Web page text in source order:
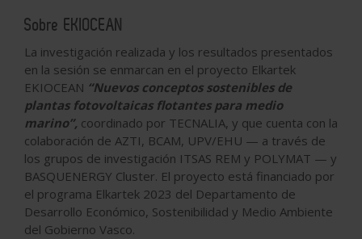
Sobre EKIOCEAN
La investigación realizada y los resultados presentados
en la sesión se enmarcan en el proyecto Elkartek
EKIOCEAN “Nuevos conceptos sostenibles de
plantas fotovoltaicas flotantes para medio
marino”, coordinado por TECNALIA, y que cuenta con la
colaboración de AZTI, BCAM, UPV/EHU — a través de
los grupos de investigación ITSAS REM y POLYMAT — y
BASQUENERGY Cluster. El proyecto está financiado por
el programa Elkartek 2023 del Departamento de
Desarrollo Económico, Sostenibilidad y Medio Ambiente
del Gobierno Vasco.